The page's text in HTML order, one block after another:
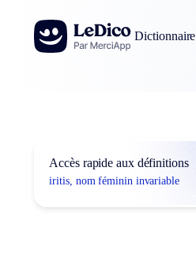
Aller au contenu
Dictionnaire
Accès rapide aux définitions
iritis, nom féminin invariable